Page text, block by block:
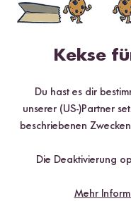
2 Sterne
Kekse
Du hast es dir
unserer (US-)Partner
beschriebenen
Die Deaktivierung
Mehr